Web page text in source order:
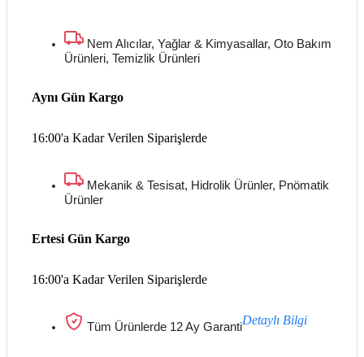
Nem Alıcılar, Yağlar & Kimyasallar, Oto Bakım
Ürünleri, Temizlik Ürünleri
16:00'a Kadar Verilen Siparişlerde
Aynı Gün Kargo
Mekanik & Tesisat, Hidrolik Ürünler, Pnömatik
Ürünler
16:00'a Kadar Verilen Siparişlerde
Ertesi Gün Kargo
Tüm Ürünlerde 12 Ay GarantiDetaylı Bilgi